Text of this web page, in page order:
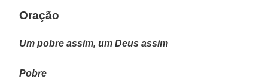
Oração
Um pobre assim, um Deus assim
Pobre